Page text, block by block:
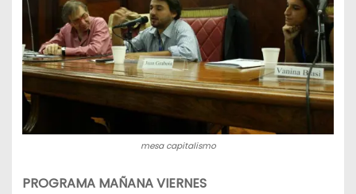
mesa capitalismo
PROGRAMA MAÑANA VIERNES